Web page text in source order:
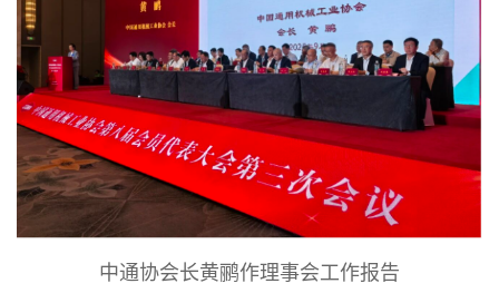
中通协会长黄鹂作理事会工作报告